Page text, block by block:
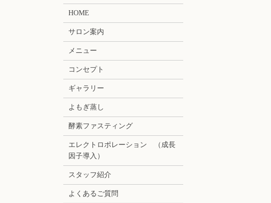
HOME
サロン案内
メニュー
コンセプト
ギャラリー
よもぎ蒸し
酵素ファスティング
エレクトロポレーション （成長
因子導入）
スタッフ紹介
よくあるご質問